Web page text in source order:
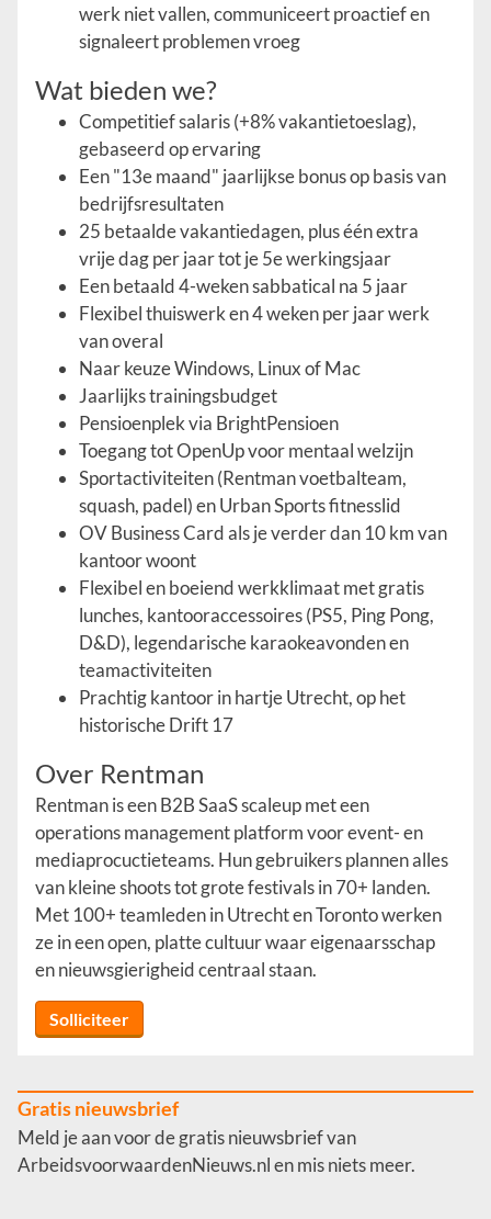
werk niet vallen, communiceert proactief en
signaleert problemen vroeg
Wat bieden we?
Competitief salaris (+8% vakantietoeslag),
gebaseerd op ervaring
Een "13e maand" jaarlijkse bonus op basis van
bedrijfsresultaten
25 betaalde vakantiedagen, plus één extra
vrije dag per jaar tot je 5e werkingsjaar
Een betaald 4-weken sabbatical na 5 jaar
Flexibel thuiswerk en 4 weken per jaar werk
van overal
Naar keuze Windows, Linux of Mac
Jaarlijks trainingsbudget
Pensioenplek via BrightPensioen
Toegang tot OpenUp voor mentaal welzijn
Sportactiviteiten (Rentman voetbalteam,
squash, padel) en Urban Sports fitnesslid
OV Business Card als je verder dan 10 km van
kantoor woont
Flexibel en boeiend werkklimaat met gratis
lunches, kantooraccessoires (PS5, Ping Pong,
D&D), legendarische karaokeavonden en
teamactiviteiten
Prachtig kantoor in hartje Utrecht, op het
historische Drift 17
Over Rentman
Rentman is een B2B SaaS scaleup met een
operations management platform voor event- en
mediaprocuctieteams. Hun gebruikers plannen alles
van kleine shoots tot grote festivals in 70+ landen.
Met 100+ teamleden in Utrecht en Toronto werken
ze in een open, platte cultuur waar eigenaarsschap
en nieuwsgierigheid centraal staan.
Solliciteer
Gratis nieuwsbrief
Meld je aan voor de gratis nieuwsbrief van
ArbeidsvoorwaardenNieuws.nl en mis niets meer.